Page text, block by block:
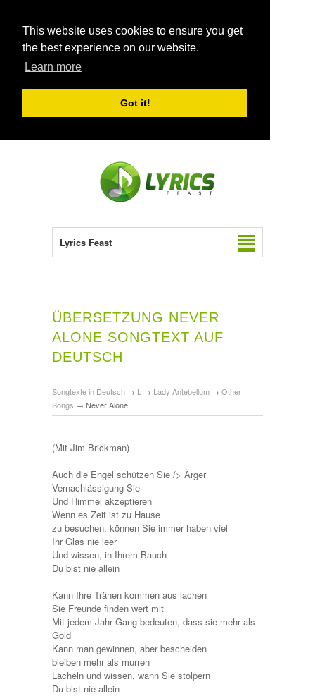
This website uses cookies to ensure you get
the best experience on our website.
Learn more
Got it!
Lyrics Feast
ÜBERSETZUNG NEVER
ALONE SONGTEXT AUF
DEUTSCH
Songtexte in Deutsch → L → Lady Antebellum → Other
Songs → Never Alone
(Mit Jim Brickman)
Auch die Engel schützen Sie /> Ärger
Vernachlässigung Sie
Und Himmel akzeptieren
Wenn es Zeit ist zu Hause
zu besuchen, können Sie immer haben viel
Ihr Glas nie leer
Und wissen, in Ihrem Bauch
Du bist nie allein
Kann Ihre Tränen kommen aus lachen
Sie Freunde finden wert mit
Mit jedem Jahr Gang bedeuten, dass sie mehr als
Gold
Kann man gewinnen, aber bescheiden
bleiben mehr als murren
Lächeln und wissen, wann Sie stolpern
Du bist nie allein